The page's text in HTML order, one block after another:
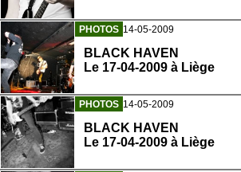
PHOTOS 14-05-2009
BLACK HAVEN
Le 17-04-2009 à Liège
PHOTOS 14-05-2009
BLACK HAVEN
Le 17-04-2009 à Liège